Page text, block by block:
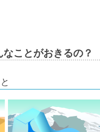
ことがおきるの？